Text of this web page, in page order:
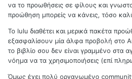
να το προωθήσεις σε φίλους και
προώθηση μπορείς να κάνεις, τόσο
Το lulu διαθέτει και μερικά πακέτα
εξασφαλίσουν μία άλφα προβολή στο
το βιβλίο σου δεν είναι γραμμένο στα
νόημα να τα χρησιμοποιήσεις (επί
Όμως έχει πολύ οργανωμένο